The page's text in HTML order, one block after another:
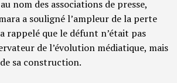
nom des associations de presse,
a souligné l’ampleur de la perte
rappelé que le défunt n’était pas
de l’évolution médiatique, mais
sa construction.